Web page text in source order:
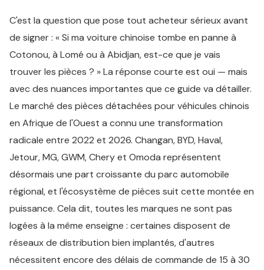
C'est la question que pose tout acheteur sérieux avant
de signer : « Si ma voiture chinoise tombe en panne à
Cotonou, à Lomé ou à Abidjan, est-ce que je vais
trouver les pièces ? » La réponse courte est oui — mais
avec des nuances importantes que ce guide va détailler.
Le marché des pièces détachées pour véhicules chinois
en Afrique de l'Ouest a connu une transformation
radicale entre 2022 et 2026. Changan, BYD, Haval,
Jetour, MG, GWM, Chery et Omoda représentent
désormais une part croissante du parc automobile
régional, et l'écosystème de pièces suit cette montée en
puissance. Cela dit, toutes les marques ne sont pas
logées à la même enseigne : certaines disposent de
réseaux de distribution bien implantés, d'autres
nécessitent encore des délais de commande de 15 à 30